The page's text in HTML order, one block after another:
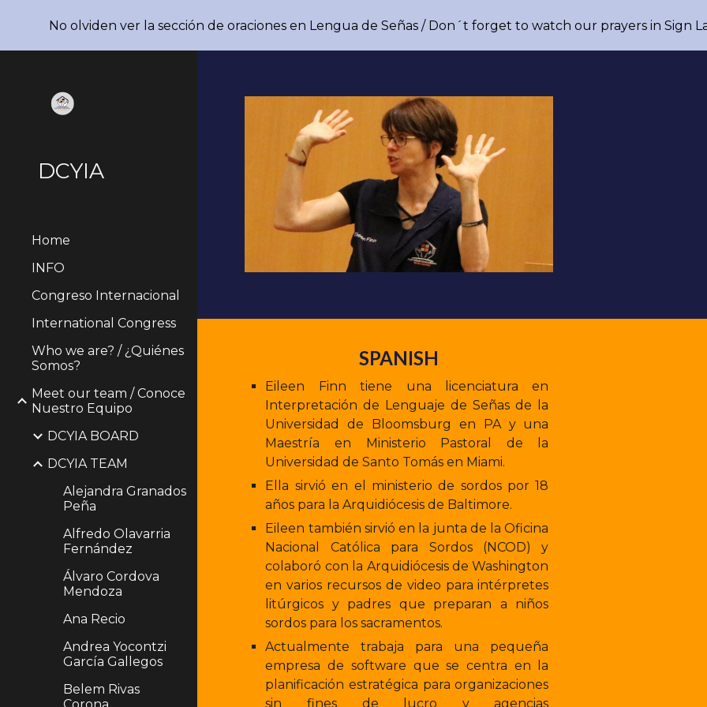
Skip to main content Skip to
No olviden ver la sección de oraciones en Lengua de Señas / Don´t forget to watch our prayers in Sign
DCYIA
Home
INFO
Congreso Internacional
International Congress
Who we are? / ¿Quiénes
Somos?
Meet our team / Conoce
Nuestro Equipo
DCYIA BOARD
DCYIA TEAM
Alejandra Granados
Peña
Alfredo Olavarria
Fernández
Álvaro Cordova
Mendoza
Ana Recio
Andrea Yocontzi
García Gallegos
Belem Rivas
SPANISH
Eileen Finn tiene una licenciatura en
Interpretación de Lenguaje de Señas de la
Universidad de Bloomsburg en PA y una
Maestría en Ministerio Pastoral de la
Universidad de Santo Tomás en Miami.
Ella sirvió en el ministerio de sordos por 18
años para la Arquidiócesis de Baltimore.
Eileen también sirvió en la junta de la Oficina
Nacional Católica para Sordos (NCOD) y
colaboró con la Arquidiócesis de Washington
en varios recursos de video para intérpretes
litúrgicos y padres que preparan a niños
sordos para los sacramentos.
Actualmente trabaja para una pequeña
empresa de software que se centra en la
planificación estratégica para organizaciones
sin fines de lucro y agencias